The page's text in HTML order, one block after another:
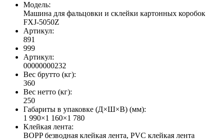
Модель:
Машина для фальцовки и склейки картонных коробок
FXJ-5050Z
Артикул:
891
999
Артикул:
00000000232
Вес брутто (кг):
360
Вес нетто (кг):
250
Габариты в упаковке (Д×Ш×В) (мм):
1 990×1 160×1 780
Клейкая лента:
BOPP безводная клейкая лента, PVC клейкая лента